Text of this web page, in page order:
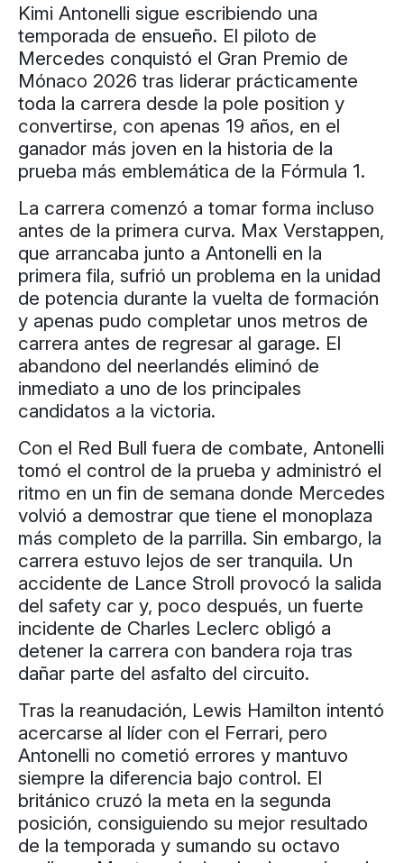
Kimi Antonelli sigue escribiendo una
temporada de ensueño. El piloto de
Mercedes conquistó el Gran Premio de
Mónaco 2026 tras liderar prácticamente
toda la carrera desde la pole position y
convertirse, con apenas 19 años, en el
ganador más joven en la historia de la
prueba más emblemática de la Fórmula 1.
La carrera comenzó a tomar forma incluso
antes de la primera curva. Max Verstappen,
que arrancaba junto a Antonelli en la
primera fila, sufrió un problema en la unidad
de potencia durante la vuelta de formación
y apenas pudo completar unos metros de
carrera antes de regresar al garage. El
abandono del neerlandés eliminó de
inmediato a uno de los principales
candidatos a la victoria.
Con el Red Bull fuera de combate, Antonelli
tomó el control de la prueba y administró el
ritmo en un fin de semana donde Mercedes
volvió a demostrar que tiene el monoplaza
más completo de la parrilla. Sin embargo, la
carrera estuvo lejos de ser tranquila. Un
accidente de Lance Stroll provocó la salida
del safety car y, poco después, un fuerte
incidente de Charles Leclerc obligó a
detener la carrera con bandera roja tras
dañar parte del asfalto del circuito.
Tras la reanudación, Lewis Hamilton intentó
acercarse al líder con el Ferrari, pero
Antonelli no cometió errores y mantuvo
siempre la diferencia bajo control. El
británico cruzó la meta en la segunda
posición, consiguiendo su mejor resultado
de la temporada y sumando su octavo